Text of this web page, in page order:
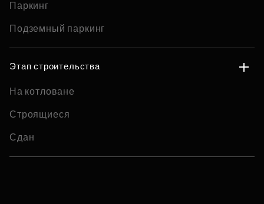
Паркинг
Подземный паркинг
Этап строительства
На котловане
Строящиеся
Сдан